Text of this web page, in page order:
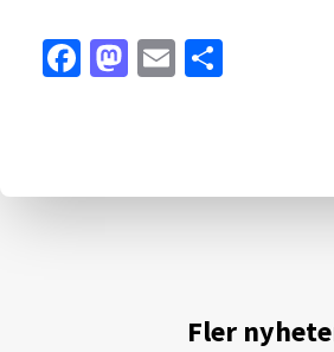
Facebook
Mastodon
Email
Fler